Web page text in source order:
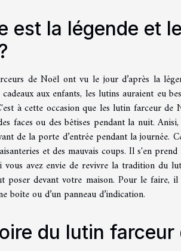
est la légende et
de Noël ont vu le jour d’après la
aux enfants, les lutins auraient eu
à cette occasion que les lutin farceur
faces ou des bêtises pendant la nuit.
de la porte d’entrée pendant la journée.
et des mauvais coups. Il s'en
vous avez envie de revivre la tradition du
poser devant votre maison. Pour le faire,
boîte ou d’un panneau d’indication.
du lutin farceur